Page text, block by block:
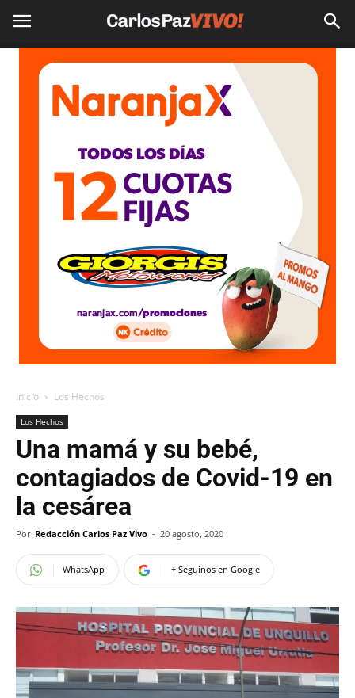
Inicio Los Hechos
Los Hechos
Una mamá y su bebé,
contagiados de Covid-19 en
la cesárea
Por Redacción Carlos Paz Vivo - 20 agosto, 2020
WhatsApp + Seguinos en Google